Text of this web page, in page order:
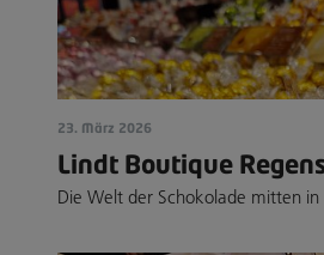
23. März 2026
Lindt Boutique
Die Welt der Schokolade mitten in